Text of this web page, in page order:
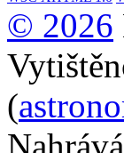
© 2026
(